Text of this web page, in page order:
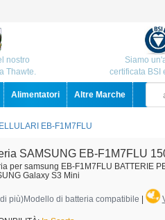
nostro
Thawte.
Siamo
certificata BSI
Alimentatori Altre Marche
EB-F1M7FLU
SAMSUNG EB-F1M7FLU
per samsung EB-F1M7FLU BATTERIE
Galaxy S3 Mini
più)Modello di batteria compatibile